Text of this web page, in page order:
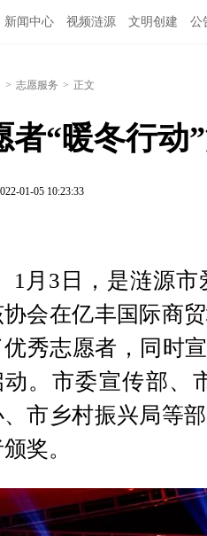
新闻中心 视频涟源 文明创建 公
> 志愿服务 > 正文
者“暖冬行动
01-05 10:23:33
1月3日，是涟源
协会在亿丰国际商
优秀志愿者，同时
动。市委宣传部、
、市乡村振兴局等
奖。